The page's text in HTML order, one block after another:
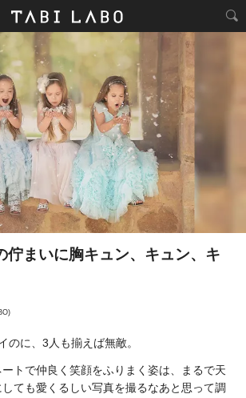
佇まいに胸キュン、キュン、キ
のに、3人も揃えば無敵。
トで仲良く笑顔をふりまく姿は、まるで天
ても愛くるしい写真を撮るなあと思って調